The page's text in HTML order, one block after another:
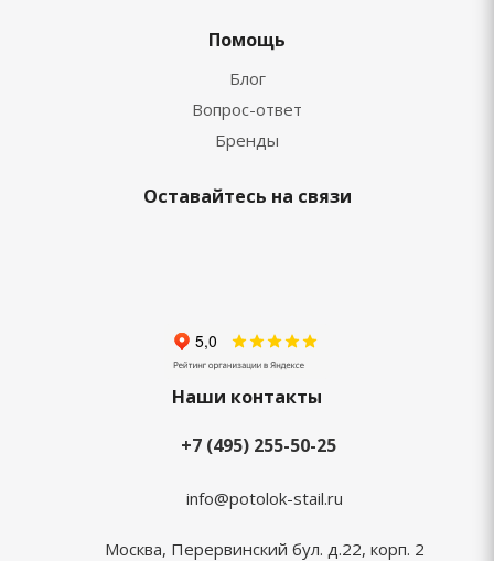
Помощь
Блог
Вопрос-ответ
Бренды
Оставайтесь на связи
Наши контакты
+7 (495) 255-50-25
info@potolok-stail.ru
Москва, Перервинский бул. д.22, корп. 2